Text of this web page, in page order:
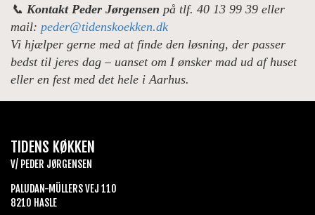
📞 Kontakt Peder Jørgensen på tlf. 40 13 99 39 eller
mail: peder@tidenskoekken.dk
Vi hjælper gerne med at finde den løsning, der passer
bedst til jeres dag – uanset om I ønsker mad ud af huset
eller en fest med det hele i Aarhus.
TIDENS KØKKEN
V/ PEDER JØRGENSEN
PALUDAN-MÜLLERS VEJ 110
8210 HASLE